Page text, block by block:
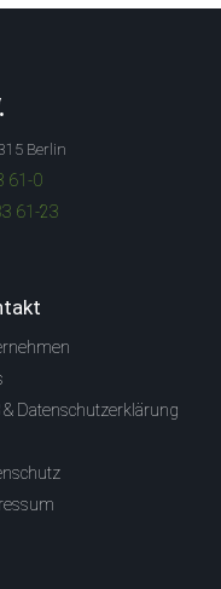
Berlin
61-0
61-23
& Datenschutzerklärung